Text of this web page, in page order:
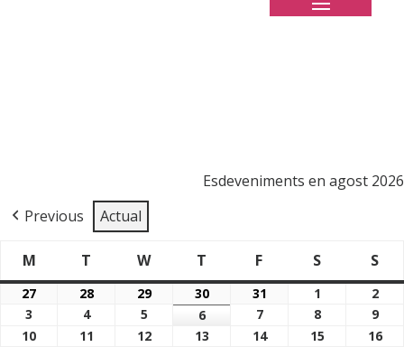
Esdeveniments en agost 2026
Previous
Actual
M
Dilluns
T Dimarts
WDimecres
T F Divendres
S Dissabte
S
27 27/07/2026
28 28/07/2026
2929/07/2026
30 30/07/2026
31 31/07/2026
1 01/08/2026
2
3
03/08/2026
404/08/2026
5 05/08/2026
606/08/2026
7 07/08/2026
8 08/08/2026
9
10 10/08/2026
11 11/08/2026
12 12/08/2026
13 13/08/2026
1414/08/2026
15 15/08/2026
16